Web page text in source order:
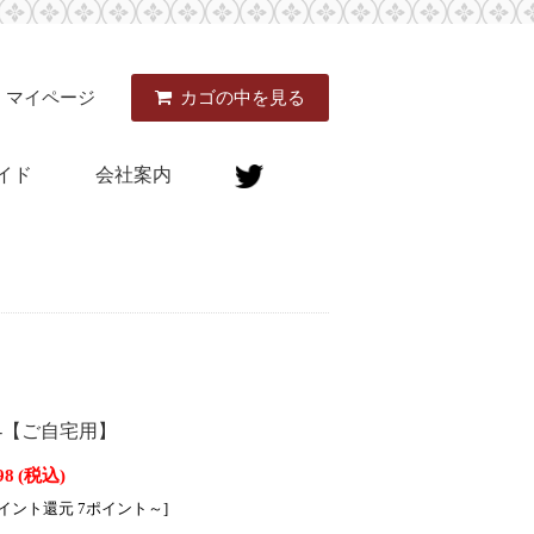
マイページ カゴの中を見る
ド 会社案内
ご自宅用】
(税込)
ント還元 7ポイント～]